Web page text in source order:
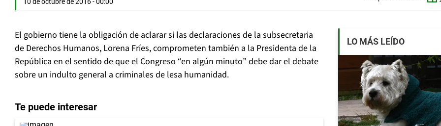
10 de octubre de 2016 - 00:00
El gobierno tiene la obligación de aclarar si las declaraciones de la subsecretaria
de Derechos Humanos, Lorena Fríes, comprometen también a la Presidenta de la
República en el sentido de que el Congreso “en algún minuto” debe dar el debate
sobre un indulto general a criminales de lesa humanidad.
Te puede interesar
LO MÁS LEÍDO